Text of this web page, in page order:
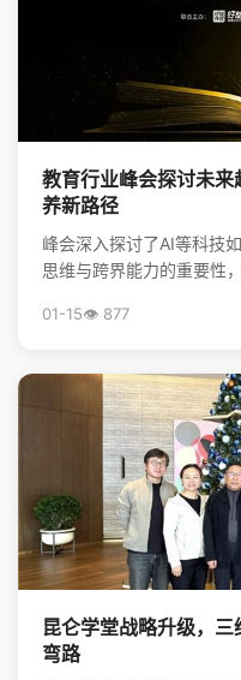
教育行业峰会探讨未
养新路径
峰会深入探讨了AI等科技
思维与跨界能力的重要性
01-15👁️ 877
昆仑学堂战略升级，
弯路